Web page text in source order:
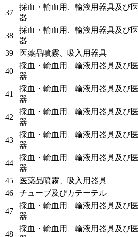
37
採血・輸血用、輸液用器具及び
器
38
採血・輸血用、輸液用器具及び
器
39 医薬品噴霧、吸入用器具
40
採血・輸血用、輸液用器具及び
器
41
採血・輸血用、輸液用器具及び
器
42
採血・輸血用、輸液用器具及び
器
43
採血・輸血用、輸液用器具及び
器
44
採血・輸血用、輸液用器具及び
器
45 医薬品噴霧、吸入用器具
46
チューブ及びカテーテル
47
採血・輸血用、輸液用器具及び
器
48
採血・輸血用、輸液用器具及び